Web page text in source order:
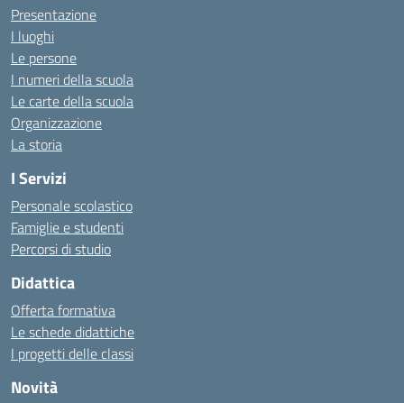
Presentazione
I luoghi
Le persone
I numeri della scuola
Le carte della scuola
Organizzazione
La storia
I Servizi
Personale scolastico
Famiglie e studenti
Percorsi di studio
Didattica
Offerta formativa
Le schede didattiche
I progetti delle classi
Novità